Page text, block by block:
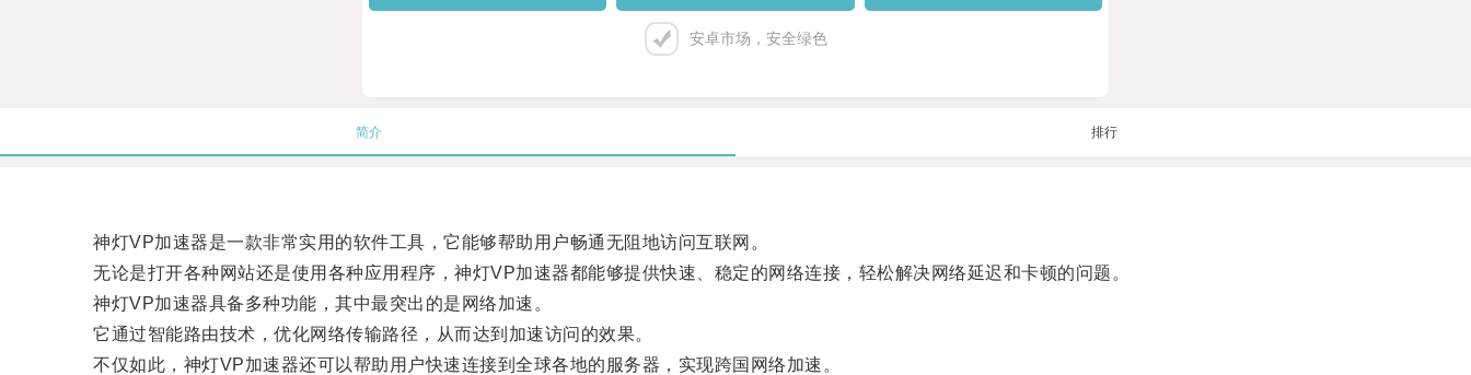
安卓市场，安全绿色
简介 排行
神灯VP加速器是一款非常实用的软件工具，它能够帮助用户畅通无阻地访问互联网。
无论是打开各种网站还是使用各种应用程序，神灯VP加速器都能够提供快速、稳定的网络连接，轻松解决网络延迟和卡顿的问题。
神灯VP加速器具备多种功能，其中最突出的是网络加速。
它通过智能路由技术，优化网络传输路径，从而达到加速访问的效果。
不仅如此，神灯VP加速器还可以帮助用户快速连接到全球各地的服务器，实现跨国网络加速。